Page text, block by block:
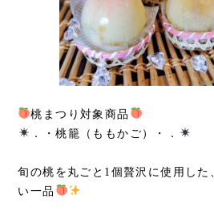
桃まつり対象商品
．・桃籠（ももかご）・．
旬の桃を丸ごと1個贅沢に使用した
い一品